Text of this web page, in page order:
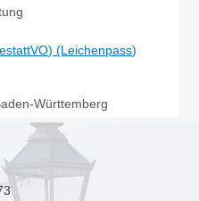
(Leichenpass)
Württemberg